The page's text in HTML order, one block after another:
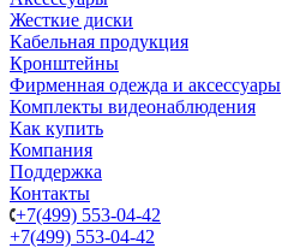
Жесткие диски
Кабельная продукция
Кронштейны
Фирменная одежда и аксессуары
Комплекты видеонаблюдения
Как купить
Компания
Поддержка
Контакты
+7(499) 553-04-42
+7(499) 553-04-42